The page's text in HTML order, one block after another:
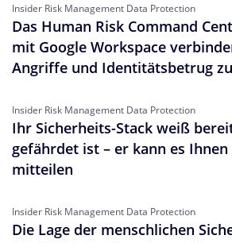
Insider Risk Management Data Protection
Das Human Risk Command
mit Google Workspace
Angriffe und Identitätsbetrug
Insider Risk Management Data Protection
Ihr Sicherheits-Stack weiß
gefährdet ist – er kann es
mitteilen
Insider Risk Management Data Protection
Die Lage der menschlichen